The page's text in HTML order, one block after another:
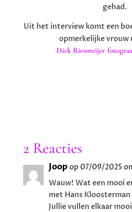
gehad.
Uit het interview komt een
opmerkelijke vrouw
Dick Riesmeijer
2 Reacties
Joop op 07/09/2025
Wauw! Wat een mooi
met Hans
Jullie vullen elkaar